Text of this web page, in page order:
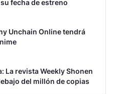
fecha de estreno
Unchain Online tendrá
La revista Weekly Shonen
del millón de copias